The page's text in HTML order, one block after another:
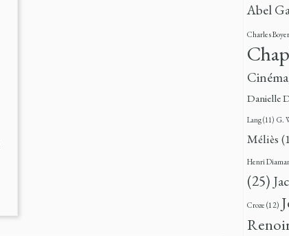
Abel
Charles Boyer
Danielle
Lang(11) G.
Méliès
Henri
(25)
Croze (12)